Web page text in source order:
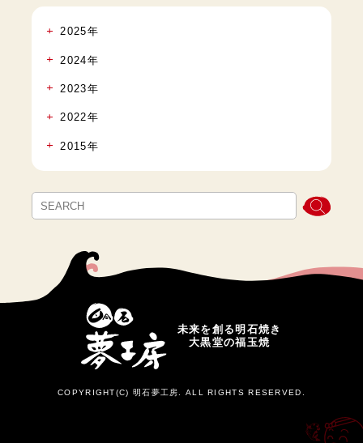
2025年
2024年
2023年
2022年
2015年
未来を創る明石焼き
大黒堂の福玉焼
COPYRIGHT(C) 明石夢工房. ALL RIGHTS RESERVED.